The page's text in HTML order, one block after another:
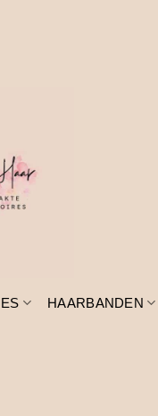
HAARBANDEN